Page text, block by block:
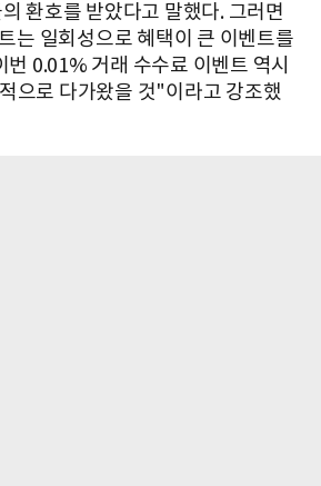
환호를 받았다고 말했다. 그러면
는 일회성으로 혜택이 큰 이벤트를
0.01% 거래 수수료 이벤트 역시
으로 다가왔을 것"이라고 강조했